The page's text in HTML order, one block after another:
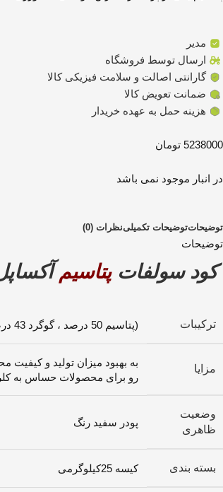
مدیر
ارسال توسط فروشگاه
گارانتی اصالت و سلامت فیزیکی کالا
ضمانت تعویض کالا
هزینه حمل به عهده خریدار
5238000 تومان
در انبار موجود نمی باشد
توضیحاتتوضیحات تکمیلینظرات (0)
توضیحات
کود سولفاتپتاسیم
ترکیبات (پتاسیم 50 درصد ، گوگرد 43 درصد)
مزایا
به بهبود میزان تولید و
رو برای محصولات حساس به
وضعیت
ظاهری
پودر سفید رنگ
بسته بندی کیسه 25کیلوگرمی